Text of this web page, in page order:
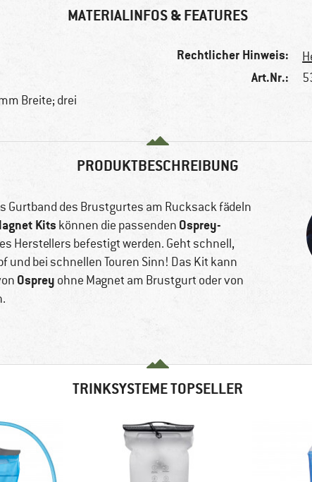
MATERIALINFOS & FEATURES
Breite; drei
Rechtlicher Hinweis:
Art.Nr.:
PRODUKTBESCHREIBUNG
Gurtband des Brustgurtes am Rucksack fädeln
Kits können die passenden Osprey-
Herstellers befestigt werden. Geht schnell,
bei schnellen Touren Sinn! Das Kit kann
Osprey ohne Magnet am Brustgurt oder von
TRINKSYSTEME TOPSELLER